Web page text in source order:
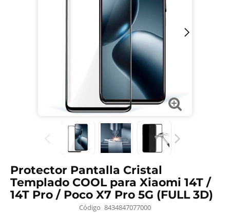
Protector Pantalla Cristal
Templado COOL para Xiaomi 14T /
14T Pro / Poco X7 Pro 5G (FULL 3D)
Código 8434847077000